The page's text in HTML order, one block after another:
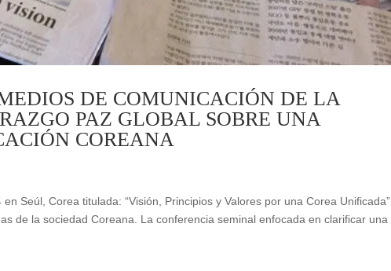
DE COMUNICACIÓN DE LA
PAZ GLOBAL SOBRE UNA
COREANA
Seúl, Corea titulada: “Visión, Principios y Valores por una Corea Unificada”
de la sociedad Coreana. La conferencia seminal enfocada en clarificar una